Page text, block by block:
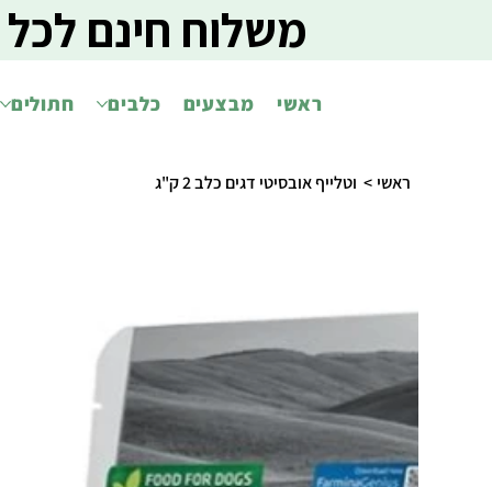
ראשי מבצעים כלבים חתולים
משלוח חינם
ראשי > וטלייף אובסיטי דגים כלב 2 ק"ג